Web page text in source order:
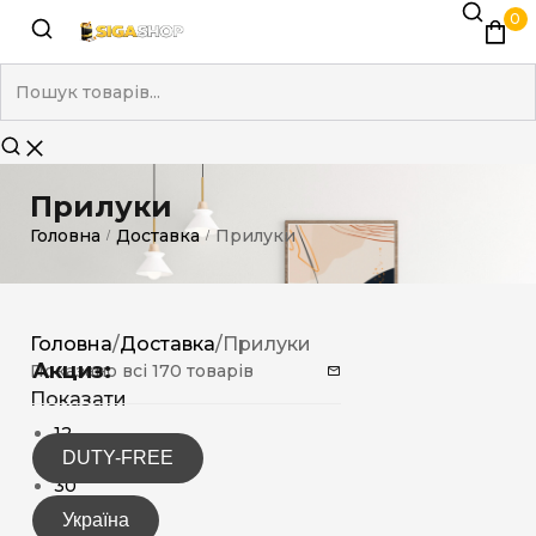
0
Прилуки
Головна / Доставка / Прилуки
Акциз:
DUTY-FREE
Україна
Головна/Доставка/Прилуки
Показано всі 170 товарів
Показати
12
15
30